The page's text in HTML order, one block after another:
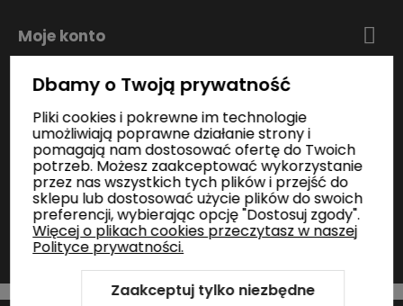
Moje konto
Zakupy
Informacje
Kontakt
Szablon Shoper Modern 3.0™od GrowCommerce
Dbamy o Twoją prywatność
Pliki cookies i pokrewne im technologie
umożliwiają poprawne działanie strony i
pomagają nam dostosować ofertę do Twoich
potrzeb. Możesz zaakceptować wykorzystanie
przez nas wszystkich tych plików i przejść do
sklepu lub dostosować użycie plików do swoich
preferencji, wybierając opcję "Dostosuj zgody".
Więcej o plikach cookies przeczytasz w naszej
Polityce prywatności.
Zaakceptuj tylko niezbędne